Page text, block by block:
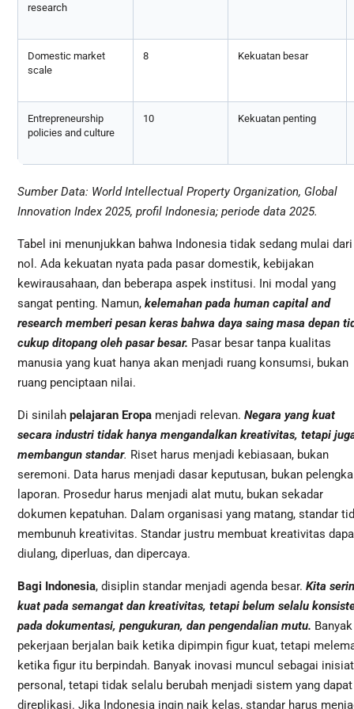
research
Domestic market
scale
8 Kekuatan besar
Entrepreneurship
policies and culture
10 Kekuatan penting
Sumber Data: World Intellectual Property Organization, Global
Innovation Index 2025, profil Indonesia; periode data 2025.
Tabel ini menunjukkan bahwa Indonesia tidak sedang mulai dari
nol. Ada kekuatan nyata pada pasar domestik, kebijakan
kewirausahaan, dan beberapa aspek institusi. Ini modal yang
sangat penting. Namun, kelemahan pada human capital and
research memberi pesan keras bahwa daya saing masa depan
cukup ditopang oleh pasar besar. Pasar besar tanpa kualitas
manusia yang kuat hanya akan menjadi ruang konsumsi, bukan
ruang penciptaan nilai.
Di sinilah pelajaran Eropamenjadi relevan. Negara yang kuat
secara industri tidak hanya mengandalkan kreativitas, tetapi
membangun standar. Riset harus menjadi kebiasaan, bukan
seremoni. Data harus menjadi dasar keputusan, bukan
laporan. Prosedur harus menjadi alat mutu, bukan sekadar
dokumen kepatuhan. Dalam organisasi yang matang, standar
membunuh kreativitas. Standar justru membuat kreativitas
diulang, diperluas, dan dipercaya.
Bagi Indonesia, disiplin standar menjadi agenda besar. Kita
kuat pada semangat dan kreativitas, tetapi belum selalu
pada dokumentasi, pengukuran, dan pengendalian mutu. Banyak
pekerjaan berjalan baik ketika dipimpin figur kuat, tetapi
ketika figur itu berpindah. Banyak inovasi muncul sebagai
personal, tetapi tidak selalu berubah menjadi sistem yang dapat
direplikasi. Jika Indonesia ingin naik kelas, standar harus